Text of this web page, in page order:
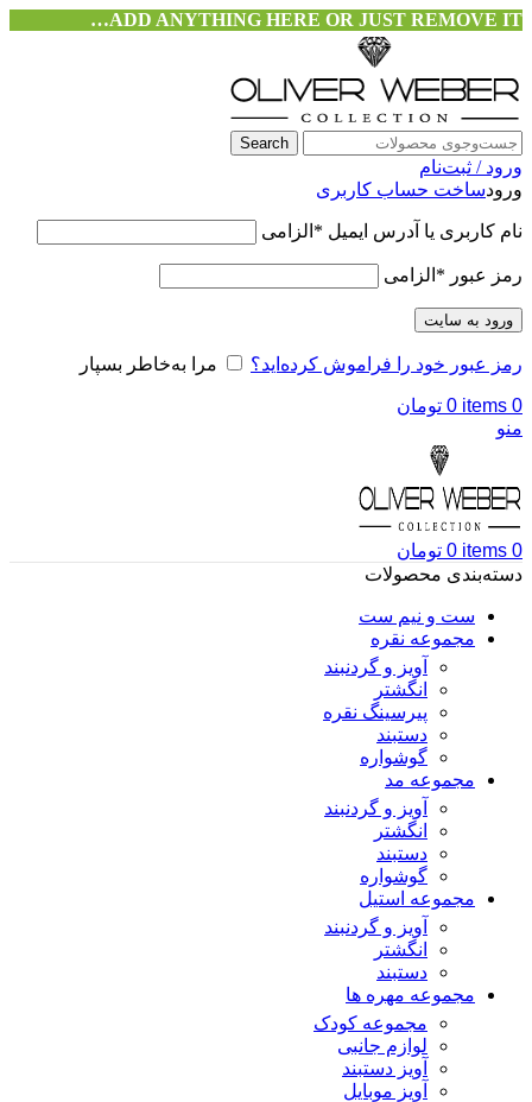
ADD ANYTHING HERE OR JUST REMOVE IT…
Search
ورود / ثبت‌نام
ورودساخت حساب کاربری
نام کاربری یا آدرس ایمیل * الزامی
رمز عبور * الزامی
ورود به سایت
رمز عبور خود را فراموش کرده‌اید؟ مرا به‌خاطر بسپار
0
items
0 تومان
منو
0
items
0 تومان
دسته‌بندی محصولات
ست و نیم ست
مجموعه نقره
آویز و گردنبند
انگشتر
پیرسینگ نقره
دستبند
گوشواره
مجموعه مد
آویز و گردنبند
انگشتر
دستبند
گوشواره
مجموعه استیل
آویز و گردنبند
انگشتر
دستبند
مجموعه مهره ها
مجموعه کودک
لوازم جانبی
آویز دستبند
آویز موبایل